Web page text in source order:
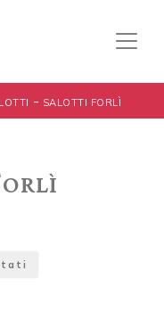
- SALOTTI FORLÌ